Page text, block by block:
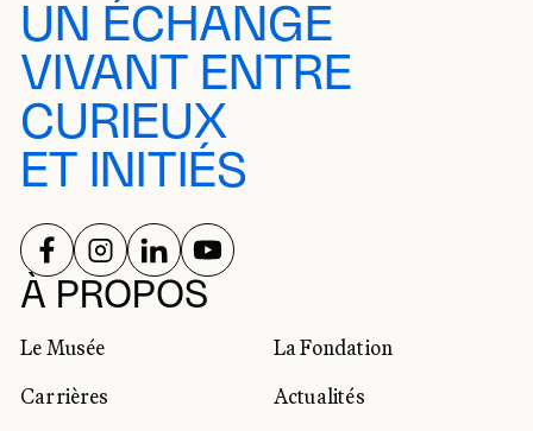
UN ÉCHANGE
VIVANT ENTRE
CURIEUX
ET INITIÉS
À PROPOS
Le Musée
La Fondation
Carrières
Actualités
RÉSEAUX SOCIAUX
SUIVEZ-NOUS SUR
SUIVEZ-NOUS SUR
SUIVEZ-NOUS SUR
SUIVEZ-NOUS SUR